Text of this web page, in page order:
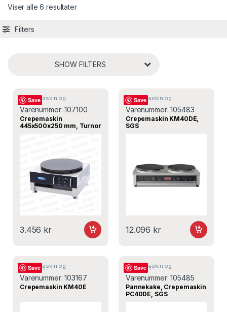
Viser alle 6 resultater
Filters
SHOW FILTERS
Save
Crepemaskin og
pannekakemaskin
Varenummer:107100
Crepemaskin
445x500x250 mm, Turnor
3.456 kr
Save
Crepemaskin og
pannekakemaskin
Varenummer:105483
Crepemaskin KM40DE,
SGS
12.096 kr
Save
Crepemaskin og
pannekakemaskin
Varenummer:103167
Crepemaskin KM40E
Save
Crepemaskin og
pannekakemaskin
Varenummer:105485
Pannekake, Crepemaskin
PC40DE, SGS